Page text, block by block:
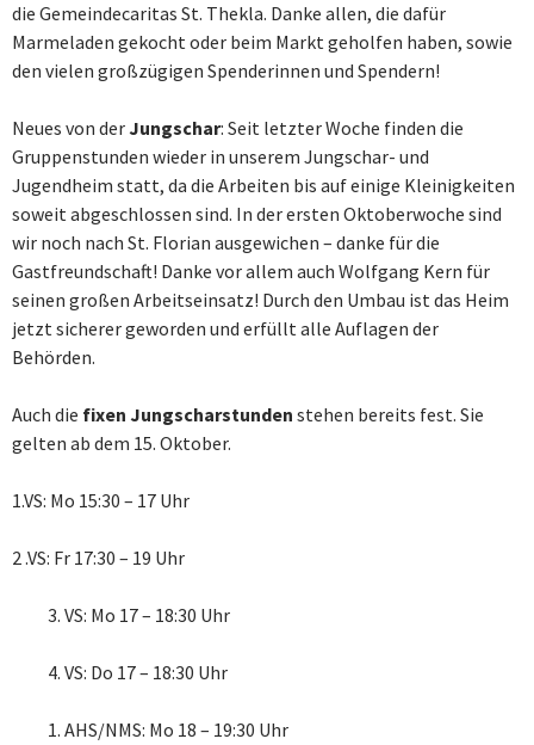
die Gemeindecaritas St. Thekla. Danke allen, die dafür
Marmeladen gekocht oder beim Markt geholfen haben, sowie
den vielen großzügigen Spenderinnen und Spendern!
Neues von derJungschar: Seit letzter Woche finden die
Gruppenstunden wieder in unserem Jungschar- und
Jugendheim statt, da die Arbeiten bis auf einige Kleinigkeiten
soweit abgeschlossen sind. In der ersten Oktoberwoche sind
wir noch nach St. Florian ausgewichen – danke für die
Gastfreundschaft! Danke vor allem auch Wolfgang Kern für
seinen großen Arbeitseinsatz! Durch den Umbau ist das Heim
jetzt sicherer geworden und erfüllt alle Auflagen der
Behörden.
Auch die fixen Jungscharstunden stehen bereits fest. Sie
gelten ab dem 15. Oktober.
1.VS: Mo 15:30 – 17 Uhr
2 .VS: Fr 17:30 – 19 Uhr
3. VS: Mo 17 – 18:30 Uhr
4. VS: Do 17 – 18:30 Uhr
1. AHS/NMS: Mo 18 – 19:30 Uhr